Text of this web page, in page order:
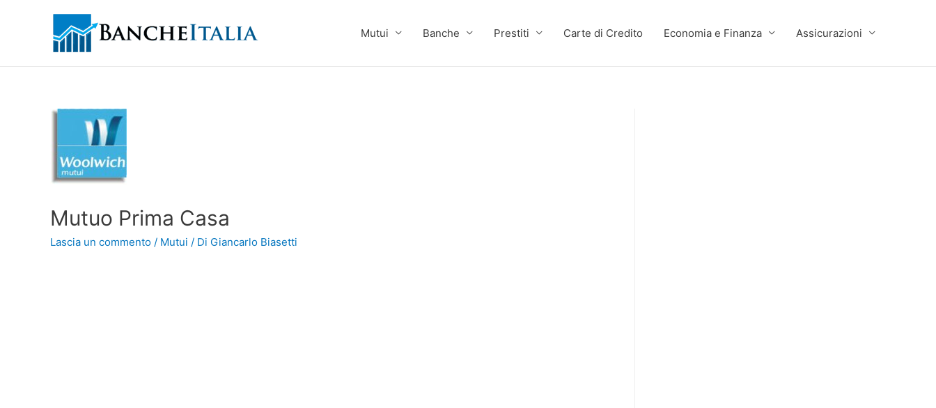
Mutui Banche Prestiti Carte di Credito Economia e Finanza Assicurazioni
Mutuo Prima Casa
Lascia un commento / Mutui / Di Giancarlo Biasetti